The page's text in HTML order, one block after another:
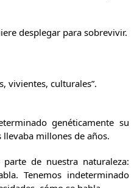
desplegar para sobrevivir.
vivientes, culturales”.
genéticamente su
millones de años.
de nuestra naturaleza:
Tenemos indeterminado